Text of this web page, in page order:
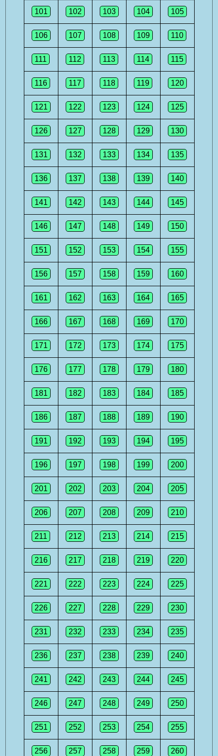
101 102 103 104 105
106 107 108 109 110
111 112 113 114 115
116 117 118 119 120
121 122 123 124 125
126 127 128 129 130
131 132 133 134 135
136 137 138 139 140
141 142 143 144 145
146 147 148 149 150
151 152 153 154 155
156 157 158 159 160
161 162 163 164 165
166 167 168 169 170
171 172 173 174 175
176 177 178 179 180
181 182 183 184 185
186 187 188 189 190
191 192 193 194 195
196 197 198 199 200
201 202 203 204 205
206 207 208 209 210
211 212 213 214 215
216 217 218 219 220
221 222 223 224 225
226 227 228 229 230
231 232 233 234 235
236 237 238 239 240
241 242 243 244 245
246 247 248 249 250
251 252 253 254 255
256 257 258 259 260